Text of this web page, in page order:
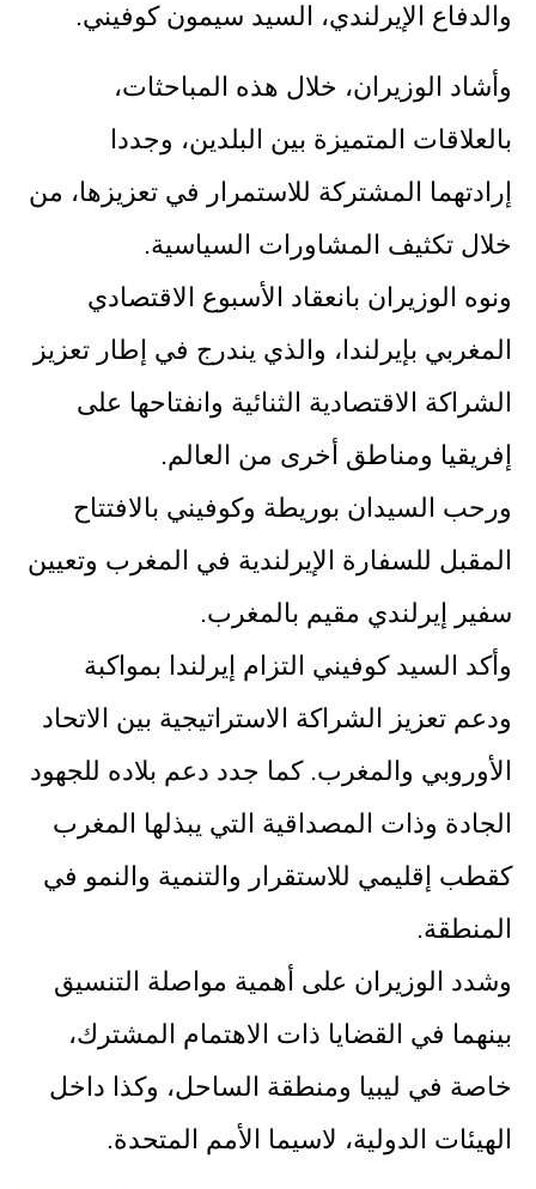
والدفاع الإيرلندي، السيد سيمون كوفيني.
وأشاد الوزيران، خلال هذه المباحثات،
بالعلاقات المتميزة بين البلدين، وجددا
إرادتهما المشتركة للاستمرار في تعزيزها، من
خلال تكثيف المشاورات السياسية.
ونوه الوزيران بانعقاد الأسبوع الاقتصادي
المغربي بإيرلندا، والذي يندرج في إطار تعزيز
الشراكة الاقتصادية الثنائية وانفتاحها على
إفريقيا ومناطق أخرى من العالم.
ورحب السيدان بوريطة وكوفيني بالافتتاح
المقبل للسفارة الإيرلندية في المغرب وتعيين
سفير إيرلندي مقيم بالمغرب.
وأكد السيد كوفيني التزام إيرلندا بمواكبة
ودعم تعزيز الشراكة الاستراتيجية بين الاتحاد
الأوروبي والمغرب. كما جدد دعم بلاده للجهود
الجادة وذات المصداقية التي يبذلها المغرب
كقطب إقليمي للاستقرار والتنمية والنمو في
المنطقة.
وشدد الوزيران على أهمية مواصلة التنسيق
بينهما في القضايا ذات الاهتمام المشترك،
خاصة في ليبيا ومنطقة الساحل، وكذا داخل
الهيئات الدولية، لاسيما الأمم المتحدة.